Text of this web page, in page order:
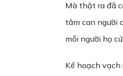
Mà thật ra đã
tâm can người
mỗi người họ
Kế hoạch